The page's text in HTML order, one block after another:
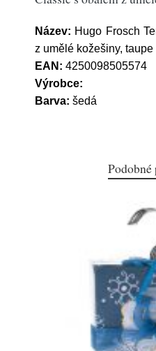
Název: Hugo Frosch
z umělé kožešiny, taupe
EAN: 4250098505574
Výrobce:
Barva: šedá